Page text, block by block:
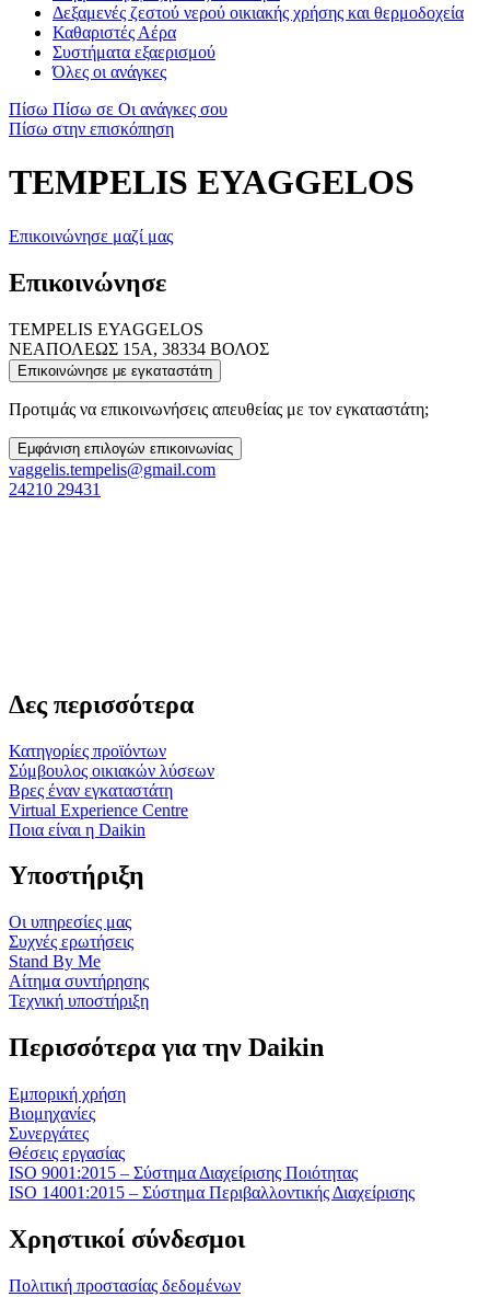
Δεξαμενές ζεστού νερού οικιακής χρήσης και θερμοδοχεία
Καθαριστές Αέρα
Συστήματα εξαερισμού
Όλες οι ανάγκες
Πίσω Πίσω σε Οι ανάγκες σου
Πίσω στην επισκόπηση
TEMPELIS EYAGGELOS
Επικοινώνησε μαζί μας
Επικοινώνησε
TEMPELIS EYAGGELOS
ΝΕΑΠΟΛΕΩΣ 15Α, 38334 ΒΟΛΟΣ
Επικοινώνησε με εγκαταστάτη
Προτιμάς να επικοινωνήσεις απευθείας με τον εγκαταστάτη;
Εμφάνιση επιλογών επικοινωνίας
vaggelis.tempelis@gmail.com
24210 29431
Δες περισσότερα
Κατηγορίες προϊόντων
Σύμβουλος οικιακών λύσεων
Βρες έναν εγκαταστάτη
Virtual Experience Centre
Ποια είναι η Daikin
Υποστήριξη
Οι υπηρεσίες μας
Συχνές ερωτήσεις
Stand By Me
Αίτημα συντήρησης
Τεχνική υποστήριξη
Περισσότερα για την Daikin
Εμπορική χρήση
Βιομηχανίες
Συνεργάτες
Θέσεις εργασίας
ISO 9001:2015 – Σύστημα Διαχείρισης Ποιότητας
ISO 14001:2015 – Σύστημα Περιβαλλοντικής Διαχείρισης
Χρηστικοί σύνδεσμοι
Πολιτική προστασίας δεδομένων